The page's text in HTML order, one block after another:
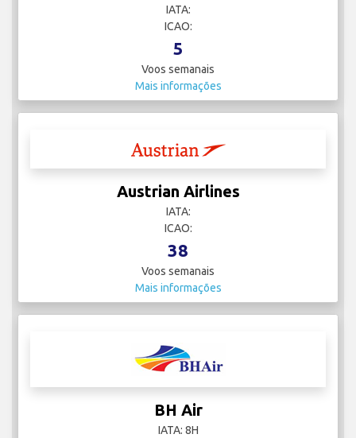
IATA:
ICAO:
5
Voos semanais
Mais informações
Austrian Airlines
IATA:
ICAO:
38
Voos semanais
Mais informações
BH Air
IATA: 8H